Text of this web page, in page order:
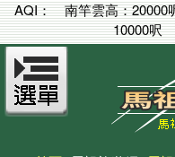
AQI： 南竿雲高：20000
10000呎